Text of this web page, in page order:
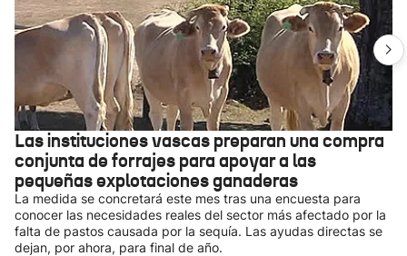
Las instituciones vascas preparan una compra
conjunta de forrajes para apoyar a las
pequeñas explotaciones ganaderas
La medida se concretará este mes tras una encuesta para
conocer las necesidades reales del sector más afectado por la
falta de pastos causada por la sequía. Las ayudas directas se
dejan, por ahora, para final de año.